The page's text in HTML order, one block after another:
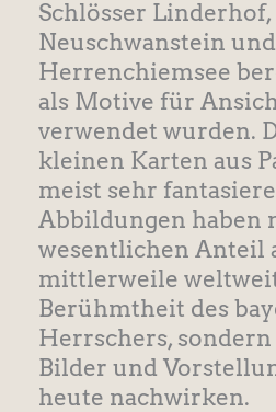
Schlösser Linderhof,
Neuschwanstein und
Herrenchiemsee
als Motive für
verwendet wurden.
kleinen Karten aus
meist sehr
Abbildungen haben
wesentlichen Anteil
mittlerweile
Berühmtheit des
Herrschers,
Bilder und
heute nachwirken.